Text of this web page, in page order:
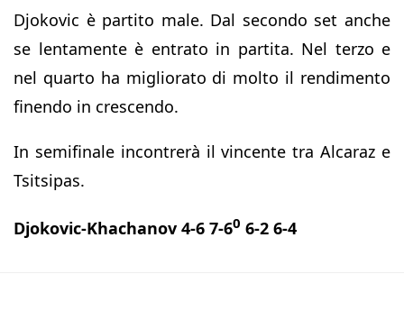
Djokovic è partito male. Dal secondo set anche
se lentamente è entrato in partita. Nel terzo e
nel quarto ha migliorato di molto il rendimento
finendo in crescendo.
In semifinale incontrerà il vincente tra Alcaraz e
Tsitsipas.
Djokovic-Khachanov 4-6 7-60 6-2 6-4